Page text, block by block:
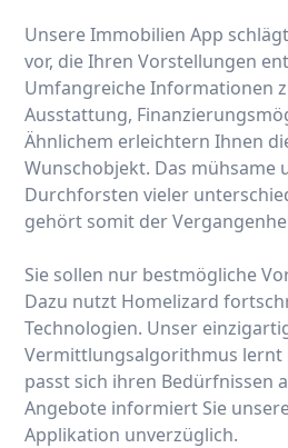
Unsere Immobilien App
vor, die Ihren Vorstellungen
Umfangreiche Informationen
Ausstattung,
Ähnlichem erleichtern Ihnen
Wunschobjekt. Das mühsame
Durchforsten vieler
gehört somit der
Sie sollen nur bestmögliche
Dazu nutzt Homelizard
Technologien. Unser
Vermittlungsalgorithmus
passt sich ihren Bedürfnissen
Angebote informiert Sie
Applikation unverzüglich.